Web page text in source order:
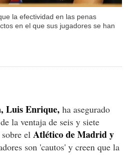
la efectividad en las penas
en el que sus jugadores se han
Luis Enrique, ha asegurado
la ventaja de seis y siete
el Atlético de Madrid y
son 'cautos' y creen que la